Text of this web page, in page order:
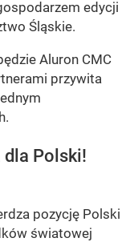
edycji
Śląskie.
Aluron CMC
przywita
Polski!
pozycję Polski
światowej